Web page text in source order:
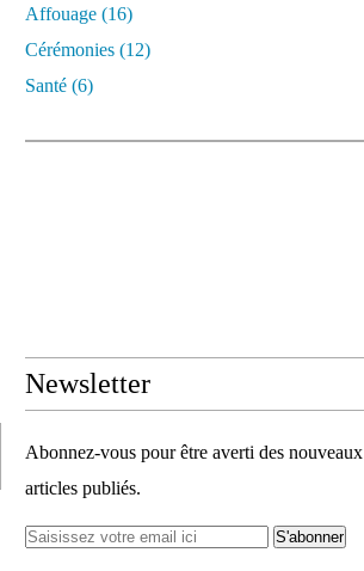
Affouage (16)
Cérémonies (12)
Santé (6)
Newsletter
Abonnez-vous pour être averti des nouveaux
articles publiés.